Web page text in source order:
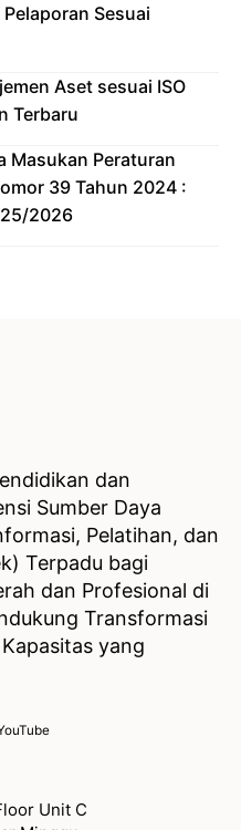
Sesuai
Aset sesuai ISO
Terbaru
Masukan Peraturan
39 Tahun 2024 :
2026
dan
Sumber Daya
Pelatihan, dan
Terpadu bagi
dan Profesional di
Transformasi
yang
Unit C